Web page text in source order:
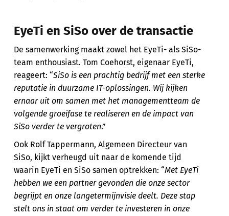
EyeTi en SiSo over de transactie
De samenwerking maakt zowel het EyeTi- als SiSo-
team enthousiast. Tom Coehorst, eigenaar EyeTi,
reageert: “SiSo is een prachtig bedrijf met een sterke
reputatie in duurzame IT-oplossingen. Wij kijken
ernaar uit om samen met het managementteam de
volgende groeifase te realiseren en de impact van
SiSo verder te vergroten.”
Ook Rolf Tappermann, Algemeen Directeur van
SiSo, kijkt verheugd uit naar de komende tijd
waarin EyeTi en SiSo samen optrekken: “Met EyeTi
hebben we een partner gevonden die onze sector
begrijpt en onze langetermijnvisie deelt. Deze stap
stelt ons in staat om verder te investeren in onze